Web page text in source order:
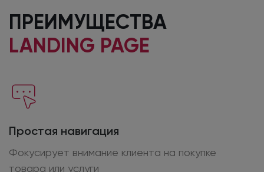
ПРЕИМУЩЕСТВА
LANDING PAGE
Простая навигация
Фокусирует внимание клиента на покупке
товара или услуги